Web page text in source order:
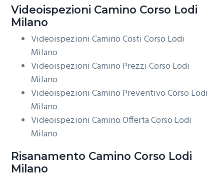
Videoispezioni Camino Corso Lodi
Milano
Videoispezioni Camino Costi Corso Lodi
Milano
Videoispezioni Camino Prezzi Corso Lodi
Milano
Videoispezioni Camino Preventivo Corso Lodi
Milano
Videoispezioni Camino Offerta Corso Lodi
Milano
Risanamento Camino Corso Lodi
Milano